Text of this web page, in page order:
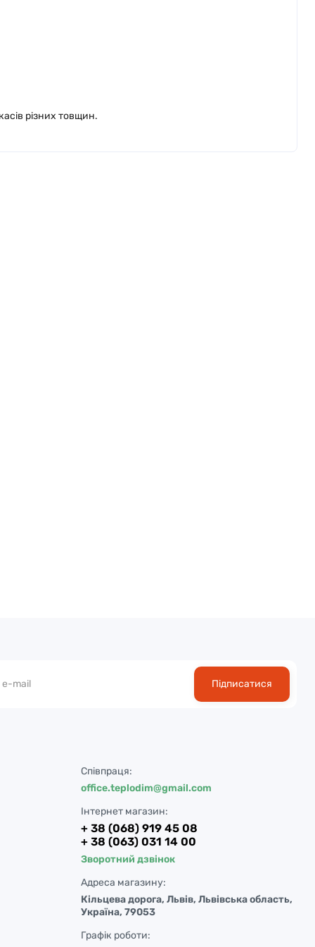
різних товщин.
Підписатися
Співпраця:
office.teplodim@gmail.com
Інтернет магазин:
+ 38 (068) 919 45 08
+ 38 (063) 031 14 00
Зворотний дзвінок
Адреса магазину:
Кільцева дорога, Львів, Львівська область,
Україна, 79053
Графік роботи: